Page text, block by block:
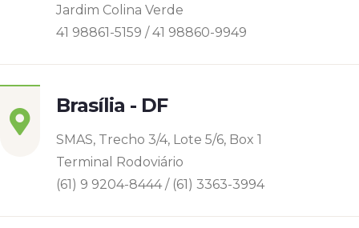
Jardim Colina Verde
41 98861-5159 / 41 98860-9949
Brasília - DF
SMAS, Trecho 3/4, Lote 5/6, Box 1
Terminal Rodoviário
(61) 9 9204-8444 / (61) 3363-3994